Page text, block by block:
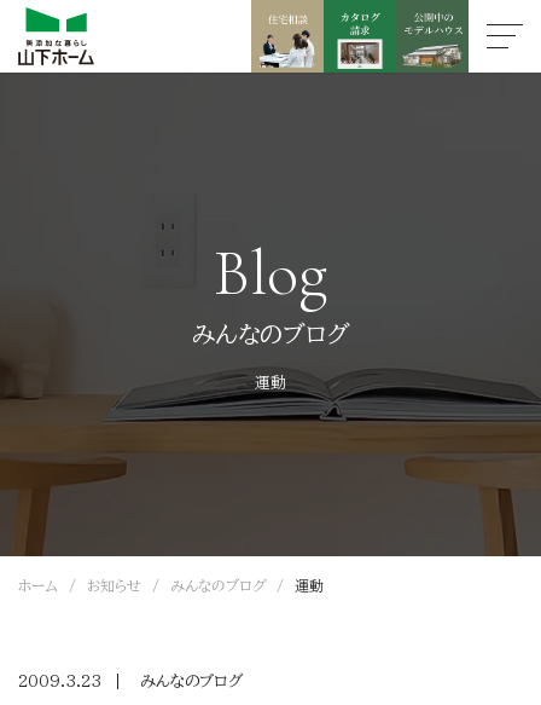
Blog
みんなのブログ
運動
ホーム お知らせ みんなのブログ 運動
2009.3.23 みんなのブログ